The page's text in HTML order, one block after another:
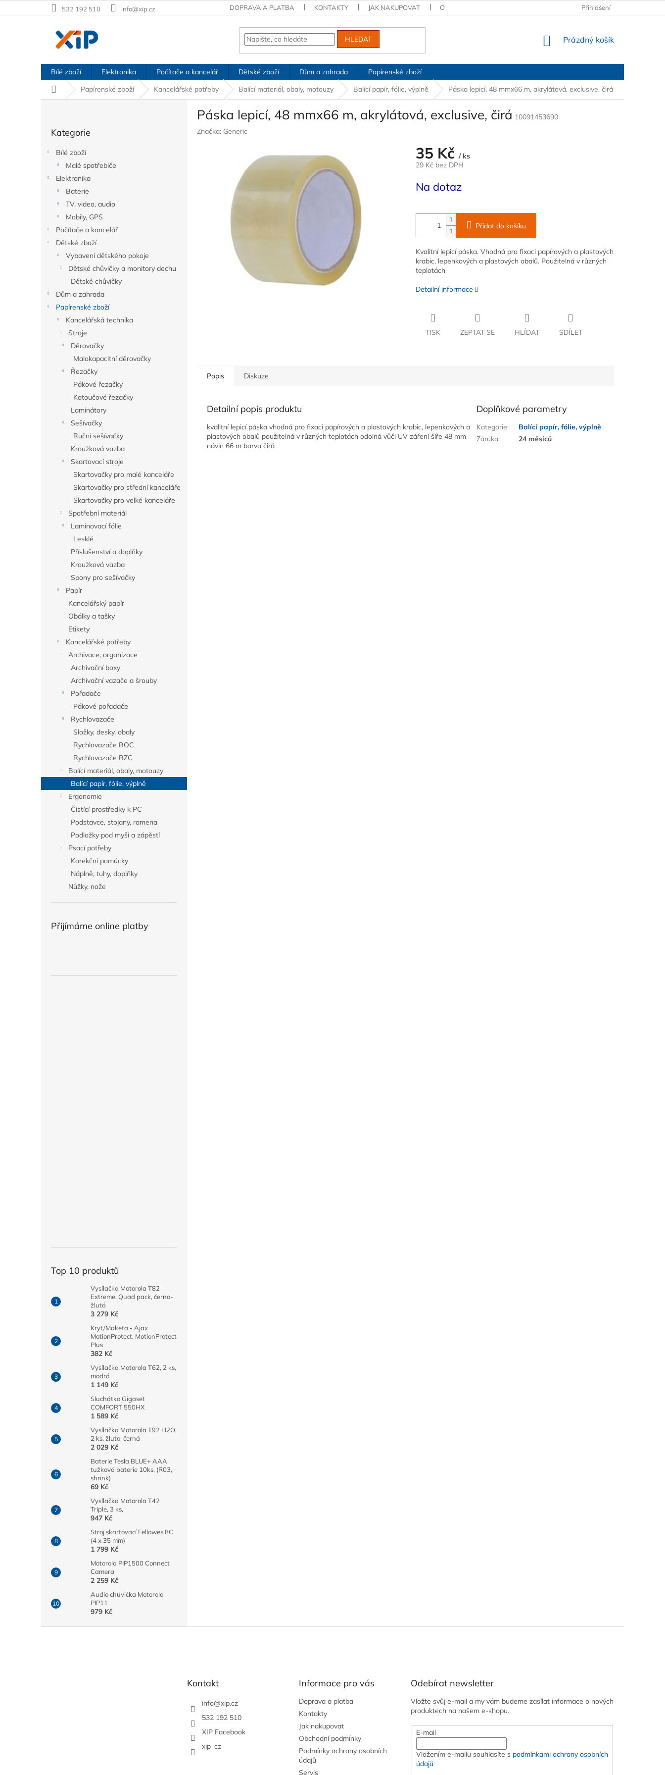
na
532 192 510 info@xip.cz DOPRAVA A PLATBA KONTAKTY JAK NAKUPOVAT OBCHODNÍ PODMÍNKY PODMÍNKY OCHRANY OSOBNÍCH ÚDAJŮ
Přihlášení
HLEDAT
NÁKUPNÍ
Prázdný košík
Bílé zboží Elektronika Počítače a kancelář Dětské zboží Dům a zahrada
Papírenské zboží
Domů
Papírenské zboží Kancelářské potřeby Balící materiál, obaly, motouzy Balící papír, fólie, výplně Páska lepicí, 48 mmx66 m, akrylátová, exclusive, čirá
kategorie
Kategorie
Bílé zboží
Malé spotřebiče
Elektronika
Baterie
TV, video, audio
Mobily, GPS
Počítače a kancelář
Dětské zboží
Vybavení dětského pokoje
Dětské chůvičky a monitory dechu
Dětské chůvičky
Dům a zahrada
Papírenské zboží
Kancelářská technika
Stroje
Děrovačky
Malokapacitní děrovačky
Řezačky
Pákové řezačky
Kotoučové řezačky
Laminátory
Sešívačky
Ruční sešívačky
Kroužková vazba
Skartovací stroje
Skartovačky pro malé kanceláře
Skartovačky pro střední kanceláře
Skartovačky pro velké kanceláře
Spotřební materiál
Laminovací fólie
Lesklé
Příslušenství a doplňky
Kroužková vazba
Spony pro sešívačky
Papír
Kancelářský papír
Obálky a tašky
Etikety
Kancelářské potřeby
Archivace, organizace
Archivační boxy
Archivační vazače a šrouby
Pořadače
Pákové pořadače
Rychlovazače
Složky, desky, obaly
Rychlovazače ROC
Rychlovazače RZC
Balící materiál, obaly, motouzy
Balící papír, fólie, výplně
Ergonomie
Čistící prostředky k PC
Podstavce, stojany, ramena
Podložky pod myši a zápěstí
Psací potřeby
Korekční pomůcky
Náplně, tuhy, doplňky
Nůžky, nože
Přijímáme online platby
Top 10 produktů
Vysílačka Motorola T82
Extreme, Quad pack, černo-
žlutá
3 279 Kč
Kryt/Maketa - Ajax
MotionProtect, MotionProtect
Plus
382 Kč
Vysílačka Motorola T62, 2 ks,
modrá
1 149 Kč
Sluchátko Gigaset
COMFORT 550HX
1 589 Kč
Vysílačka Motorola T92 H2O,
2 ks, žluto-černá
2 029 Kč
Baterie Tesla BLUE+ AAA
tužková baterie 10ks, (R03,
shrink)
69 Kč
Vysílačka Motorola T42
Triple, 3 ks,
947 Kč
Stroj skartovací Fellowes 8C
(4 x 35 mm)
1 799 Kč
Motorola PIP1500 Connect
Camera
2 259 Kč
Audio chůvička Motorola
PIP11
979 Kč
Páska lepicí, 48 mmx66 m, akrylátová, exclusive, čirá 10091453690
Značka: Generic
35 Kč / ks
29 Kč bez DPH
cena:
Na dotaz
Přidat do košíku
Kvalitní lepicí páska. Vhodná pro fixaci papírových a plastových
krabic, lepenkových a plastových obalů. Použitelná v různých
teplotách
Detailní informace
TISK ZEPTAT SE HLÍDAT SDÍLET
Popis Diskuze
Detailní popis produktu
kvalitní lepicí páska vhodná pro fixaci papírových a plastových krabic, lepenkových a
plastových obalů použitelná v různých teplotách odolná vůči UV záření šíře 48 mm
návin 66 m barva čirá
Doplňkové parametry
Kategorie:
Balící papír, fólie, výplně
Záruka: 24 měsíců
Kontakt
info@xip.cz
532 192 510
XIP Facebook
xip_cz
Informace pro vás
Doprava a platba
Kontakty
Jak nakupovat
Obchodní podmínky
Podmínky ochrany osobních
údajů
Servis
Odebírat newsletter
Vložte svůj e-mail a my vám budeme zasílat informace o nových
produktech na našem e-shopu.
E-mail
Vložením e-mailu souhlasíte s podmínkami ochrany osobních
údajů